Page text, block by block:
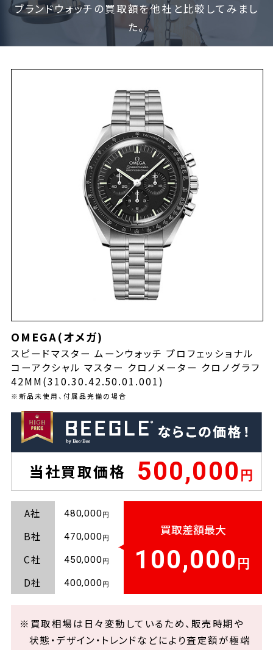
ブランドウォッチの買取額を他社と比較してみまし
た。
OMEGA(オメガ)
スピードマスター ムーンウォッチ プロフェッショナ ル
コーアクシャル マスター クロノメーター クロノグラフ
42M M(310.30.42.50.01.001)
※新品未使用、付属品完備の場合
当社買取価格 500,000
A社 480,000
B社 470,000
C社 450,000
D社 400,000
買取差額最大
100,000
※買取相場は日々変動しているため、販売時期や
状態・デザイン・トレンドなどにより査定額が極端